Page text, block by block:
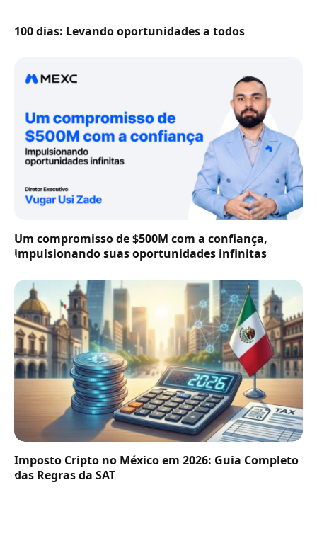
100 dias: Levando oportunidades a todos
Um compromisso de $500M com a confiança,
impulsionando suas oportunidades infinitas
Imposto Cripto no México em 2026: Guia Completo
das Regras da SAT